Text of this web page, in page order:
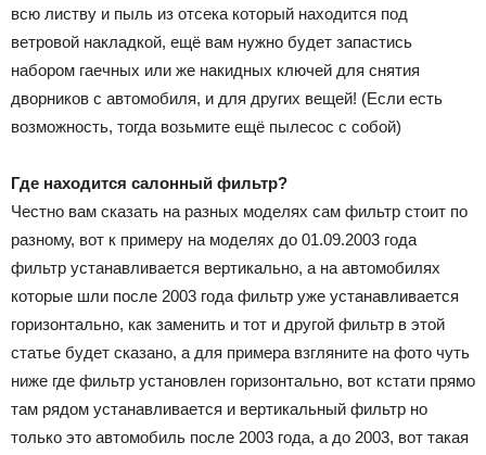
всю листву и пыль из отсека который находится под
ветровой накладкой, ещё вам нужно будет запастись
набором гаечных или же накидных ключей для снятия
дворников с автомобиля, и для других вещей! (Если есть
возможность, тогда возьмите ещё пылесос с собой)
Где находится салонный фильтр?
Честно вам сказать на разных моделях сам фильтр стоит по
разному, вот к примеру на моделях до 01.09.2003 года
фильтр устанавливается вертикально, а на автомобилях
которые шли после 2003 года фильтр уже устанавливается
горизонтально, как заменить и тот и другой фильтр в этой
статье будет сказано, а для примера взгляните на фото чуть
ниже где фильтр установлен горизонтально, вот кстати прямо
там рядом устанавливается и вертикальный фильтр но
только это автомобиль после 2003 года, а до 2003, вот такая